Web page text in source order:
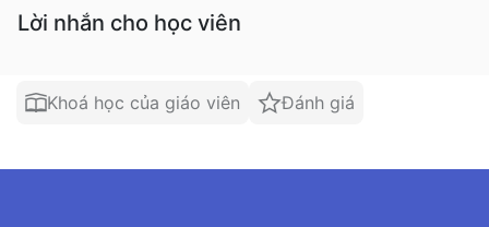
Lời nhắn cho học viên
Khoá học của giáo viên Đánh giá